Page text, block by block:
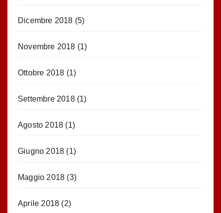
Dicembre 2018 (5)
Novembre 2018 (1)
Ottobre 2018 (1)
Settembre 2018(1)
Agosto 2018 (1)
Giugno 2018 (1)
Maggio 2018 (3)
Aprile 2018 (2)